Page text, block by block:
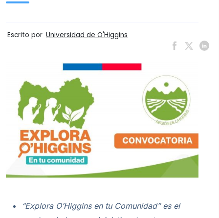
Escrito por Universidad de O'Higgins
“Explora O’Higgins en tu Comunidad” es el